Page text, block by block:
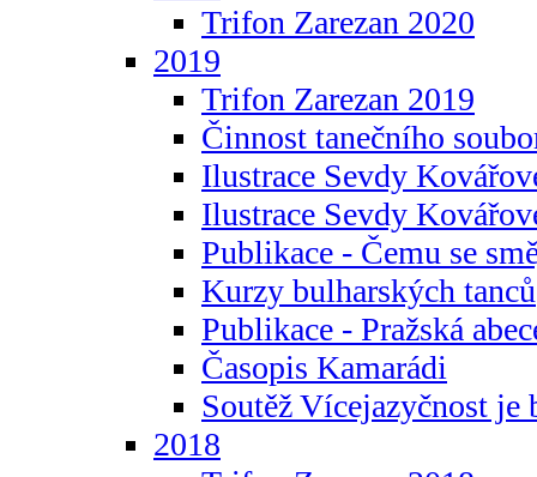
Trifon Zarezan 2020
2019
Trifon Zarezan 2019
Činnost tanečního
Ilustrace Sevdy
Ilustrace Sevdy
Publikace - Čemu se
Kurzy bulharských tanců
Publikace - Pražská
Časopis Kamarádi
Soutěž Vícejazyčnost je
2018